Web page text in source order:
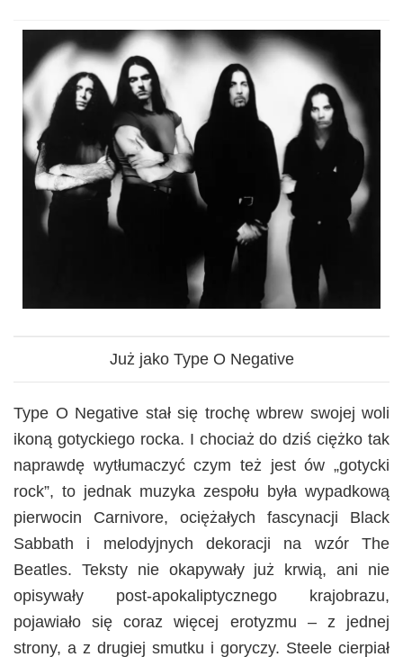
Już jako Type O Negative
Type O Negative stał się trochę wbrew swojej woli
ikoną gotyckiego rocka. I chociaż do dziś ciężko tak
naprawdę wytłumaczyć czym też jest ów „gotycki
rock”, to jednak muzyka zespołu była wypadkową
pierwocin Carnivore, ociężałych fascynacji Black
Sabbath i melodyjnych dekoracji na wzór The
Beatles. Teksty nie okapywały już krwią, ani nie
opisywały post-apokaliptycznego krajobrazu,
pojawiało się coraz więcej erotyzmu – z jednej
strony, a z drugiej smutku i goryczy. Steele cierpiał